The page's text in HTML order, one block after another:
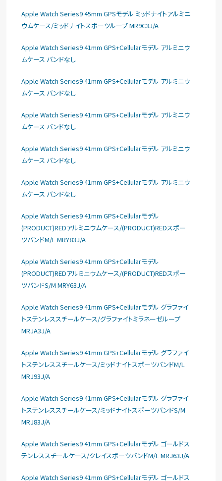
Apple Watch Series9 45mm GPSモデル ミッドナイトアルミニ
ウムケース/ミッドナイトスポーツループ MR9C3J/A
Apple Watch Series9 41mm GPS+Cellularモデル アルミニウ
ムケース バンドなし
Apple Watch Series9 41mm GPS+Cellularモデル アルミニウ
ムケース バンドなし
Apple Watch Series9 41mm GPS+Cellularモデル アルミニウ
ムケース バンドなし
Apple Watch Series9 41mm GPS+Cellularモデル アルミニウ
ムケース バンドなし
Apple Watch Series9 41mm GPS+Cellularモデル アルミニウ
ムケース バンドなし
Apple Watch Series9 41mm GPS+Cellularモデル
(PRODUCT)REDアルミニウムケース/(PRODUCT)REDスポー
ツバンドM/L MRY83J/A
Apple Watch Series9 41mm GPS+Cellularモデル
(PRODUCT)REDアルミニウムケース/(PRODUCT)REDスポー
ツバンドS/M MRY63J/A
Apple Watch Series9 41mm GPS+Cellularモデル グラファイ
トステンレススチールケース/グラファイトミラネーゼループ
MRJA3J/A
Apple Watch Series9 41mm GPS+Cellularモデル グラファイ
トステンレススチールケース/ミッドナイトスポーツバンドM/L
MRJ93J/A
Apple Watch Series9 41mm GPS+Cellularモデル グラファイ
トステンレススチールケース/ミッドナイトスポーツバンドS/M
MRJ83J/A
Apple Watch Series9 41mm GPS+Cellularモデル ゴールドス
テンレススチールケース/クレイスポーツバンドM/L MRJ63J/A
Apple Watch Series9 41mm GPS+Cellularモデル ゴールドス